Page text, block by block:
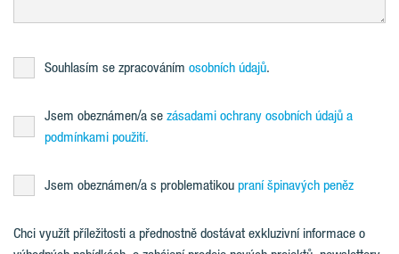
Souhlasím se zpracováním osobních údajů.
Jsem obeznámen/a se zásadami ochrany osobních údajů a
podmínkami použití.
Jsem obeznámen/a s problematikou praní špinavých peněz
Chci využít příležitosti a přednostně dostávat exkluzivní informace o